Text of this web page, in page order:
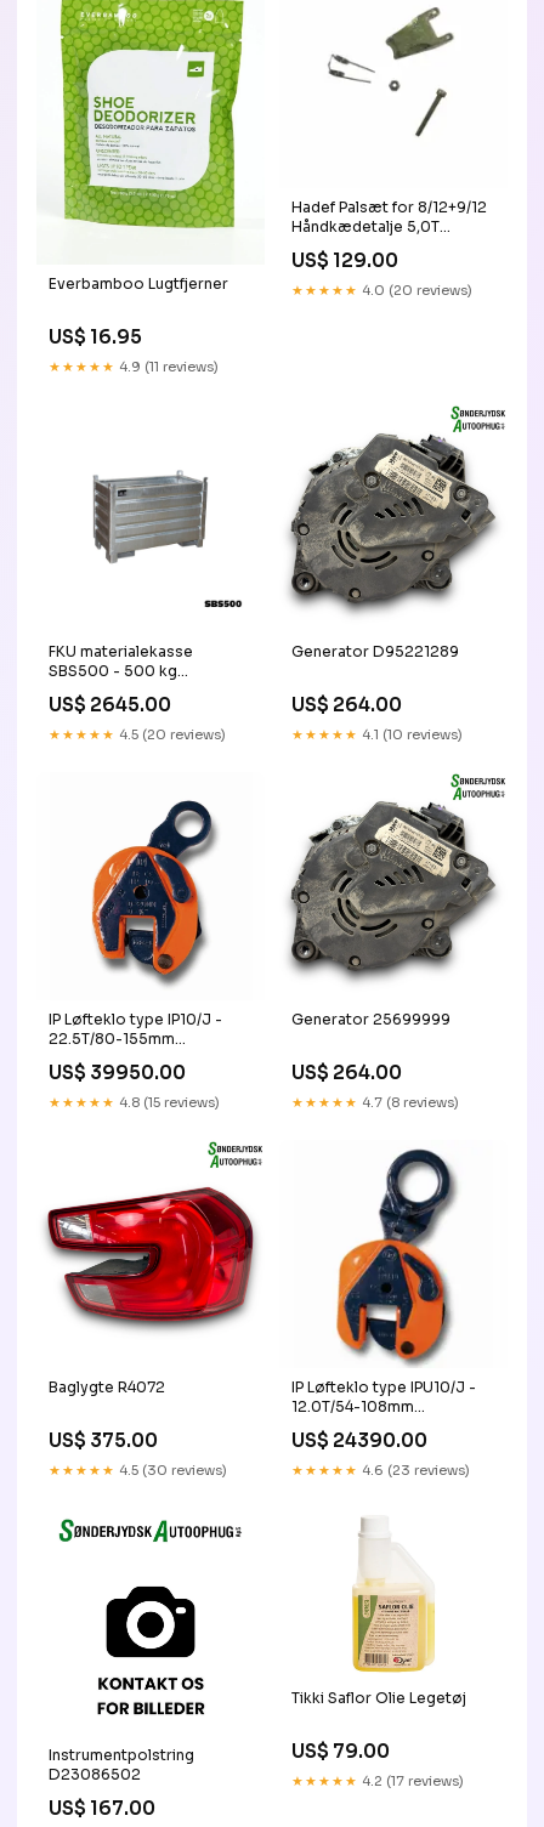
Everbamboo Lugtfjerner
US$ 16.95
★★★★★ 4.9 (11 reviews)
Hadef Palsæt for 8/12+9/12
Håndkædetalje 5,0T
4401261020
US$ 129.00
★★★★★ 4.0 (20 reviews)
FKU materialekasse
SBS500 - 500 kg
US$ 2645.00
★★★★★ 4.5 (20 reviews)
Generator D95221289
US$ 264.00
★★★★★ 4.1 (10 reviews)
IP Løfteklo type IP10/J -
22.5T/80-155mm
US$ 39950.00
★★★★★ 4.8 (15 reviews)
Generator 25699999
US$ 264.00
★★★★★ 4.7 (8 reviews)
Baglygte R4072
US$ 375.00
★★★★★ 4.5 (30 reviews)
IP Løfteklo type IPU10/J -
12.0T/54-108mm
US$ 24390.00
★★★★★ 4.6 (23 reviews)
Instrumentpolstring
D23086502
US$ 167.00
Tikki Saflor Olie Legetøj
US$ 79.00
★★★★★ 4.2 (17 reviews)